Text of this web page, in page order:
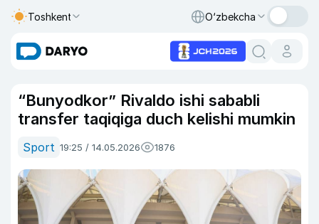
Toshkent O‘zbekcha
“Bunyodkor” Rivaldo ishi sababli
transfer taqiqiga duch kelishi mumkin
Sport 19:25 / 14.05.2026 1876